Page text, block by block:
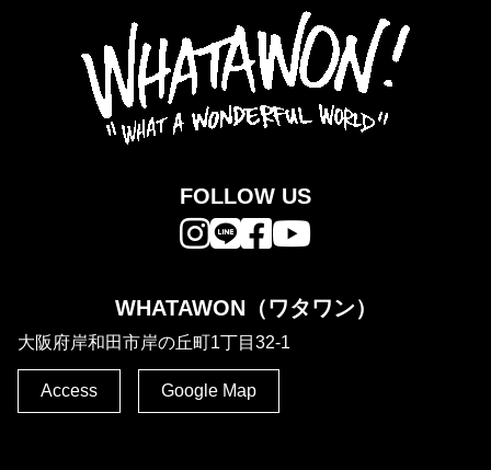
FOLLOW US
WHATAWON（ワタワン）
大阪府岸和田市岸の丘町1丁目32-1
Access Google Map